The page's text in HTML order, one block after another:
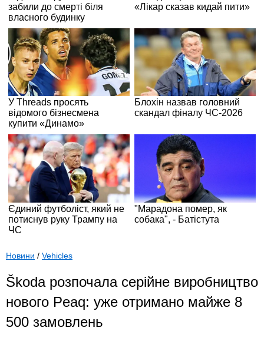
Новини / Vehicles
Škoda розпочала серійне виробництво
нового Peaq: уже отримано майже 8
500 замовлень